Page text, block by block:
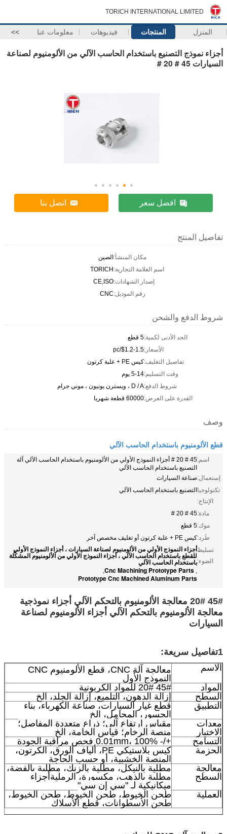
TORICH INTERNATIONAL LIMITED
المنزل المنتجات فيديوهات معلومات عنا >>
أجزاء نموذج التصنيع باستخدام الحاسب الآلي من الألومنيوم لصناعة
السيارات 45 # 20 #
افضل سعر اتصل بنا
تفاصيل المنتج
مكان المنشأ:الصين
اسم العلامة التجارية:TORICH
إصدار الشهادات:CE,ISO
رقم الموديل:CNC
شروط الدفع والشحن
الحد الأدنى لكمية:5 قطع
الأسعار:$1.2-1.5/pc
تفاصيل التغليف:كيس PE + علبة كرتون
وقت التسليم:5-14 يوم
شروط الدفع:D / A ، ويسترن يونيون ، موني جرام
القدرة على العرض:60000 قطعة شهريا
وصف
قطع الألومنيوم باستخدام الحاسب الآلي
اسم:
45 # 20 # أجزاء النموذج الأولي من الألومنيوم باستخدام الحاسب الآلي آلة
التصنيع باستخدام الحاسب الآلي
إستعمال:صناعة السيارات
تكنولوجيا
الإنتاج:
التصنيع باستخدام الحاسب الآلي
مادة:45 # 20 #
موك:5 قطع
طَرد:كيس PE + علبة كرتون أو تغليف مخصص آخر
تسليط
الضوء:
أجزاء النموذج الأولي من الألومنيوم لصناعة السيارات ، أجزاء النموذج الأولي
للقطع باستخدام الحاسب الآلي ، أجزاء النموذج الأولي من الألومنيوم المشكَّلة
باستخدام الحاسب الآلي
,
Cnc Machining Prototype Parts
,
Prototype Cnc Machined Aluminum Parts
45# 20# معالجة الألومنيوم بالتحكم الآلي أجزاء نموذجية
معالجة الألومنيوم بالتحكم الآلي أجزاء الألومنيوم لصناعة
السيارات
1تفاصيل سريعة:
الاسم
معالجة آلة CNC، قطع الألومنيوم CNC
النموذج الأول
المواد
45# 20# للمواد الكربونية
السطح
إزالة الدهون، التلميع، إزالة الجلد، الخ
التطبيق
قطع غيار السيارات، صناعة الكهرباء، بناء
الجسور، المحامل، الخ
معدات
الاختبار
مقياس ارتفاع آلي؛ ذراع متعددة المفاصل؛
منصة الرخام؛ قياس الخامة، الخ
التسامح
+/- 0.01mm، 100% فحص مراقبة الجودة
الحزمة
كيس بلاستيكي PE، ألياف الورق، الكرتون،
المنصة الخشبية، أو حسب الحاجة
معالجة
السطح
مطلية بالنيكل، مطلية بالزنك، مطلية بالفضة،
مطلية بالذهب، مكسورة، الرمليةأجزاء
ميكانيكية لـ "سي إن سي"
العملية
طحن الخيوط، طحن الخيوط، طحن الخيوط،
طحن الأسطوانات، قطع الأسلاك